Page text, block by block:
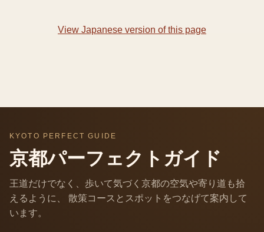
View Japanese version of this page
KYOTO PERFECT GUIDE
京都パーフェクトガイド
王道だけでなく、歩いて気づく京都の空気や寄り道も拾
えるように、 散策コースとスポットをつなげて案内して
います。